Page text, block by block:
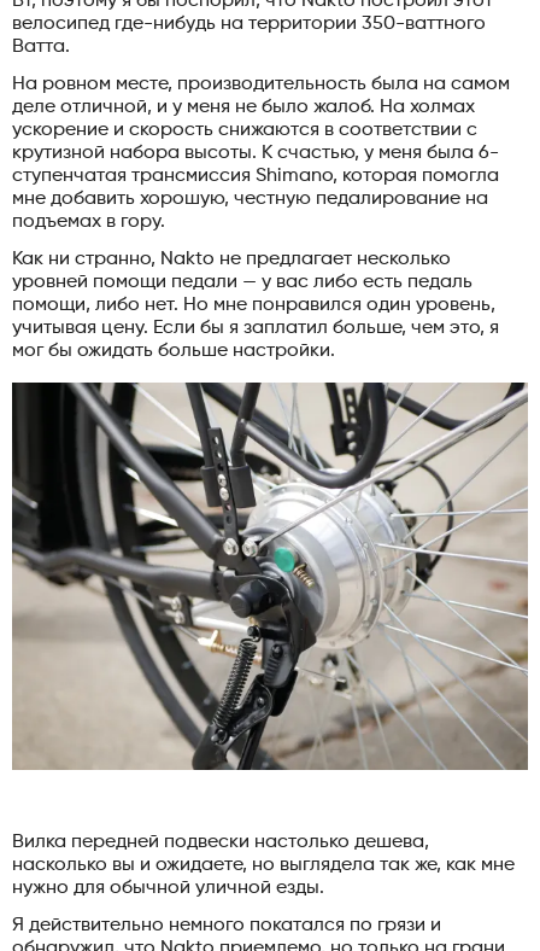
велосипед где-нибудь на территории 350-ваттного
Ватта.
На ровном месте, производительность была на самом
деле отличной, и у меня не было жалоб. На холмах
ускорение и скорость снижаются в соответствии с
крутизной набора высоты. К счастью, у меня была 6-
ступенчатая трансмиссия Shimano, которая помогла
мне добавить хорошую, честную педалирование на
подъемах в гору.
Как ни странно, Nakto не предлагает несколько
уровней помощи педали — у вас либо есть педаль
помощи, либо нет. Но мне понравился один уровень,
учитывая цену. Если бы я заплатил больше, чем это, я
мог бы ожидать больше настройки.
Вилка передней подвески настолько дешева,
насколько вы и ожидаете, но выглядела так же, как мне
нужно для обычной уличной езды.
Я действительно немного покатался по грязи и